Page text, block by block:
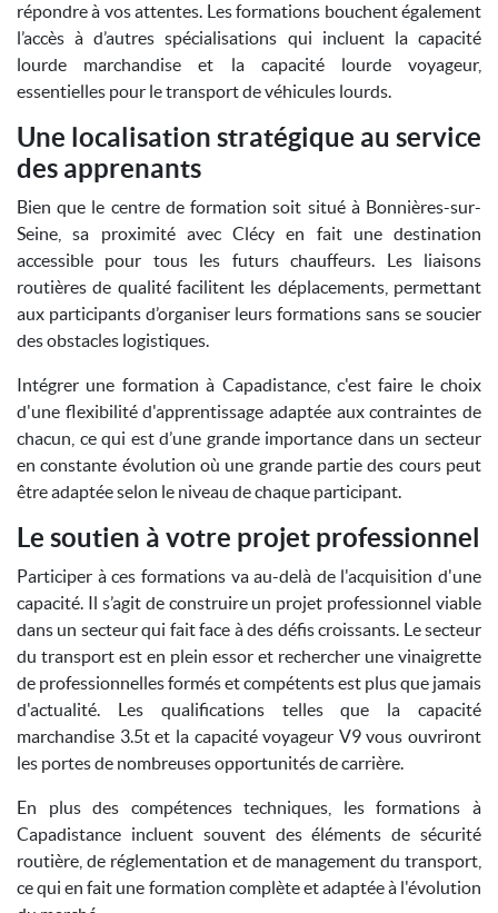
répondre à vos attentes. Les formations bouchent également
l’accès à d’autres spécialisations qui incluent la capacité
lourde marchandise et la capacité lourde voyageur,
essentielles pour le transport de véhicules lourds.
Une localisation stratégique au service
des apprenants
Bien que le centre de formation soit situé à Bonnières-sur-
Seine, sa proximité avec Clécy en fait une destination
accessible pour tous les futurs chauffeurs. Les liaisons
routières de qualité facilitent les déplacements, permettant
aux participants d’organiser leurs formations sans se soucier
des obstacles logistiques.
Intégrer une formation à Capadistance, c'est faire le choix
d'une flexibilité d'apprentissage adaptée aux contraintes de
chacun, ce qui est d’une grande importance dans un secteur
en constante évolution où une grande partie des cours peut
être adaptée selon le niveau de chaque participant.
Le soutien à votre projet professionnel
Participer à ces formations va au-delà de l'acquisition d'une
capacité. Il s’agit de construire un projet professionnel viable
dans un secteur qui fait face à des défis croissants. Le secteur
du transport est en plein essor et rechercher une vinaigrette
de professionnelles formés et compétents est plus que jamais
d'actualité. Les qualifications telles que la capacité
marchandise 3.5t et la capacité voyageur V9 vous ouvriront
les portes de nombreuses opportunités de carrière.
En plus des compétences techniques, les formations à
Capadistance incluent souvent des éléments de sécurité
routière, de réglementation et de management du transport,
ce qui en fait une formation complète et adaptée à l'évolution